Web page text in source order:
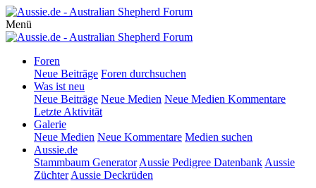
Menü
Foren
Neue Beiträge Foren durchsuchen
Was ist neu
Neue Beiträge Neue Medien Neue Medien Kommentare
Letzte Aktivität
Galerie
Neue Medien Neue Kommentare Medien suchen
Aussie.de
Stammbaum Generator Aussie Pedigree Datenbank Aussie
Züchter Aussie Deckrüden